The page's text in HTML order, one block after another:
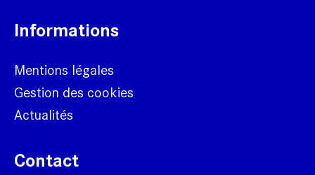
Informations
Mentions légales
Gestion des cookies
Actualités
Contact